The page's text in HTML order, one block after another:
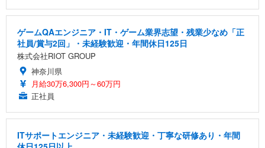
ゲームQAエンジニア・IT・ゲーム業界志望・残業少なめ「正
社員/賞与2回」・未経験歓迎・年間休日125日
株式会社RIOT GROUP
神奈川県
月給30万6,300円～60万円
正社員
ITサポートエンジニア・未経験歓迎・丁寧な研修あり・年間